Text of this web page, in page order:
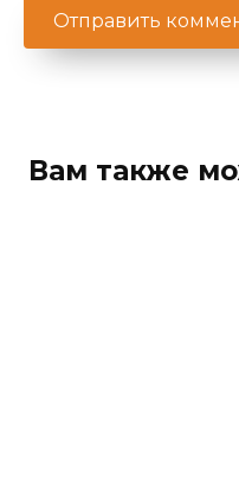
Вам также